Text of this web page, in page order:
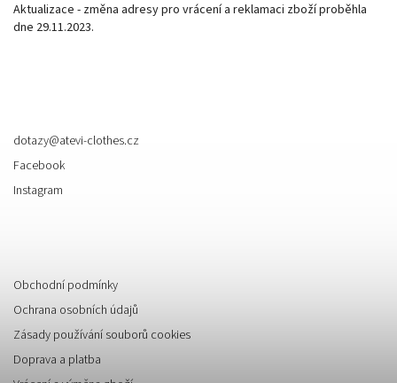
Aktualizace - změna adresy pro vrácení a reklamaci zboží proběhla
dne 29.11.2023.
dotazy@atevi-clothes.cz
Facebook
Instagram
Obchodní podmínky
Ochrana osobních údajů
Zásady používání souborů cookies
Doprava a platba